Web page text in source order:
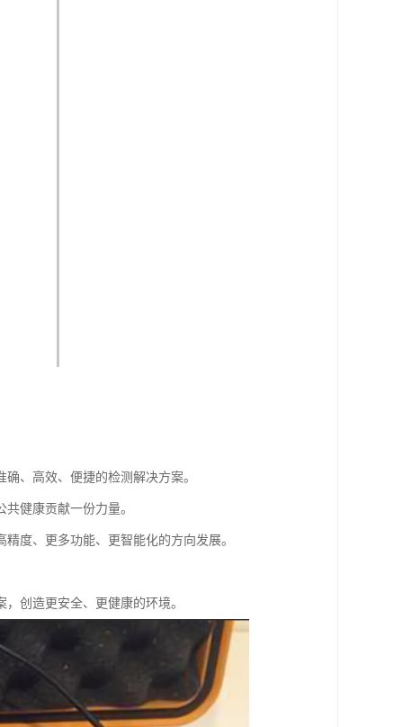
、高效、便捷的检测解决方案。
健康贡献一份力量。
度、更多功能、更智能化的方向发展。
创造更安全、更健康的环境。